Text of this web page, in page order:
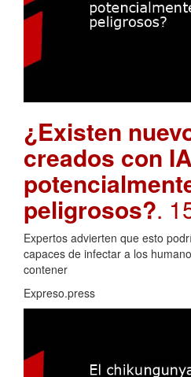
¿Existen
creados con IA
peligrosos?.
Expertos advierten que esto
capaces de infectar a los
contener
Expreso.press